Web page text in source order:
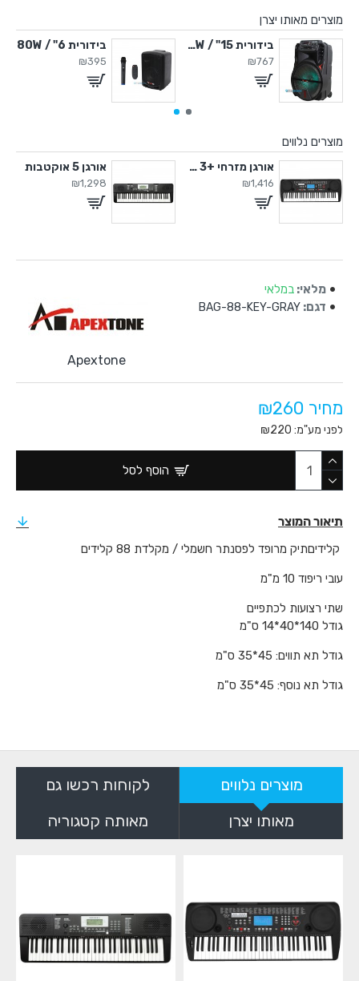
מוצרים מאותו יצרן
בידורית 15" / 500W
₪767
בידורית 6" / 80W
₪395
מוצרים נלווים
אורגן מזרחי +3 שנות אחריות
₪1,416
אורגן 5 אוקטבות
₪1,298
מלאי: במלאי
דגם: BAG-88-KEY-GRAY
Apextone
מחיר ₪260
לפני מע"מ: ₪220
הוסף לסל
תיאור המוצר
קלידיםתיק מרופד לפסנתר חשמלי / מקלדת 88 קלידים
עובי ריפוד 10 מ"מ
שתי רצועות לכתפיים
גודל 140*40*14 ס"מ
גודל תא תווים: 45*35 ס"מ
גודל תא נוסף: 45*35 ס"מ
מוצרים נלווים
לקוחות רכשו גם
מאותו יצרן
מאותה קטגוריה